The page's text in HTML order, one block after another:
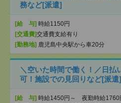
務など[派遣]
[給 与] 時給1150円
[交通費]交通費支給有り
[勤務地] 鹿児島中央駅から車20分
＼空いた時間で働く！／日払
可！施設での見回りなど[派遣]
[給 与] 時給1450円～ 夜勤時給